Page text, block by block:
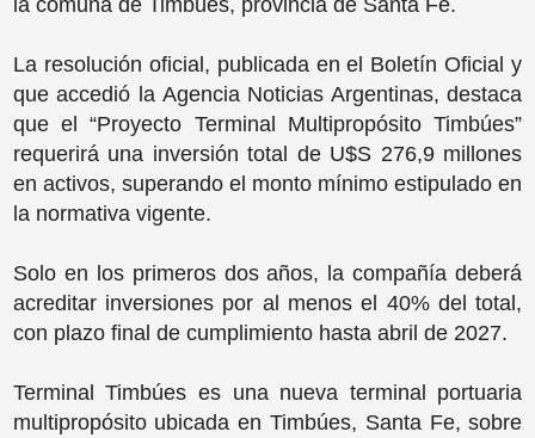
La resolución oficial, publicada en el Boletín Oficial y
que accedió la Agencia Noticias Argentinas, destaca
que el “Proyecto Terminal Multipropósito Timbúes”
requerirá una inversión total de U$S 276,9 millones
en activos, superando el monto mínimo estipulado en
la normativa vigente.
Solo en los primeros dos años, la compañía deberá
acreditar inversiones por al menos el 40% del total,
con plazo final de cumplimiento hasta abril de 2027.
Terminal Timbúes es una nueva terminal portuaria
multipropósito ubicada en Timbúes, Santa Fe, sobre